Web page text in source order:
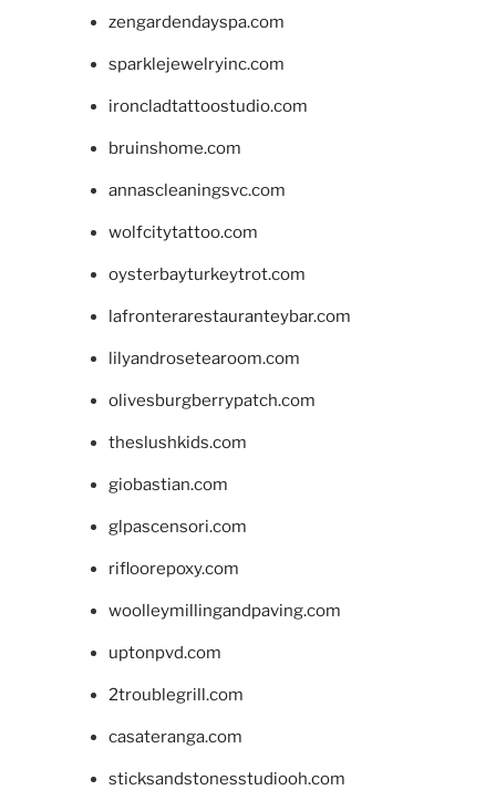
zengardendayspa.com
sparklejewelryinc.com
ironcladtattoostudio.com
bruinshome.com
annascleaningsvc.com
wolfcitytattoo.com
oysterbayturkeytrot.com
lafronterarestauranteybar.com
lilyandrosetearoom.com
olivesburgberrypatch.com
theslushkids.com
giobastian.com
glpascensori.com
rifloorepoxy.com
woolleymillingandpaving.com
uptonpvd.com
2troublegrill.com
casateranga.com
sticksandstonesstudiooh.com